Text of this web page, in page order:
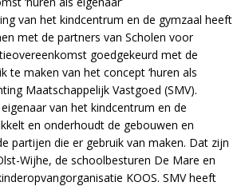
van het kindcentrum en de gymzaal heeft
met de partners van Scholen voor
goedgekeurd met de
te maken van het concept ‘huren als
Maatschappelijk Vastgoed (SMV).
van het kindcentrum en de
en onderhoudt de gebouwen en
partijen die er gebruik van maken. Dat zijn
Wijhe, de schoolbesturen De Mare en
KOOS. SMV heeft